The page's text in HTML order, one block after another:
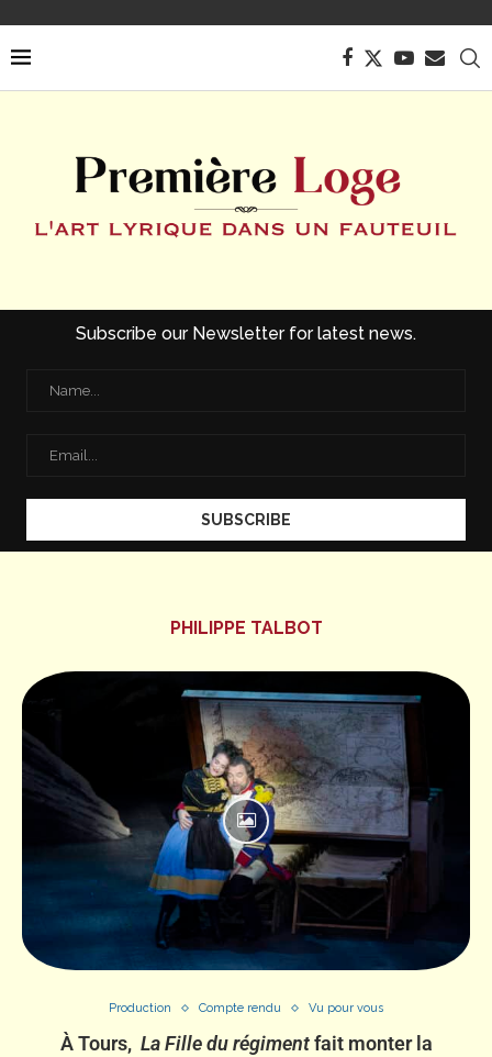
Subscribe our Newsletter for latest news.
PHILIPPE TALBOT
Production Compte rendu Vu pour vous
À Tours, La Fille du régimentfait monter la